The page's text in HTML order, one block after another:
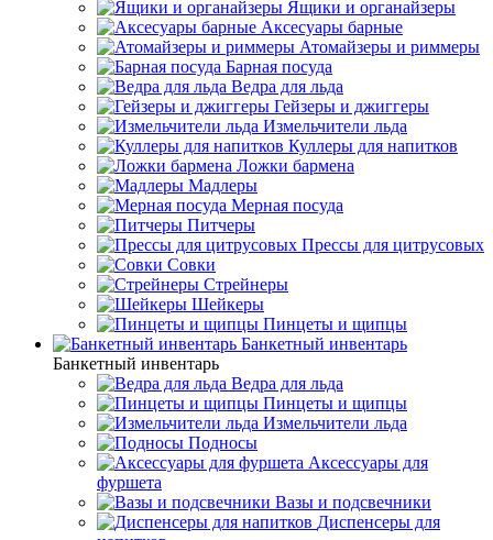
Ящики и органайзеры
Аксесуары барные
Атомайзеры и риммеры
Барная посуда
Ведра для льда
Гейзеры и джиггеры
Измельчители льда
Куллеры для напитков
Ложки бармена
Мадлеры
Мерная посуда
Питчеры
Прессы для цитрусовых
Совки
Стрейнеры
Шейкеры
Пинцеты и щипцы
Банкетный инвентарь
Банкетный инвентарь
Ведра для льда
Пинцеты и щипцы
Измельчители льда
Подносы
Аксессуары для
фуршета
Вазы и подсвечники
Диспенсеры для